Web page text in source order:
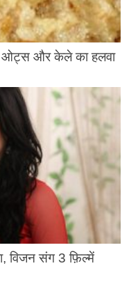
ओट्स और केले का हलवा
विजन संग 3 फ़िल्में